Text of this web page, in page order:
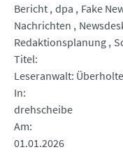
Bericht dpa Fake
Nachrichten
Redaktionsplanung
Titel
Leseranwalt:
In
drehscheibe
Am
01.01.2026